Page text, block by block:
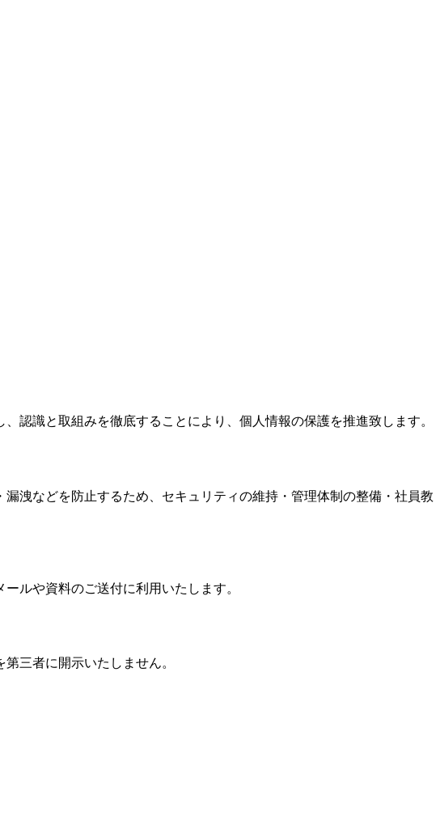
認識と取組みを徹底することにより、個人情報の保護を推進致します。
洩などを防止するため、セキュリティの維持・管理体制の整備・社員教
ルや資料のご送付に利用いたします。
三者に開示いたしません。